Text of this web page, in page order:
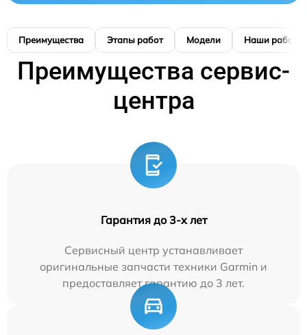
Преимущества Этапы работ Модели Наши работы
Преимущества сервис-
центра
Гарантия до 3-х лет
Сервисный центр устанавливает
оригинальные запчасти техники Garmin и
предоставляет гарантию до 3 лет.